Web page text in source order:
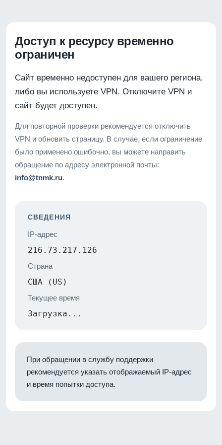
Доступ к ресурсу временно
ограничен
Сайт временно недоступен для вашего региона,
либо вы используете VPN. Отключите VPN и
сайт будет доступен.
Для повторной проверки рекомендуется отключить
VPN и обновить страницу. В случае, если ограничение
было применено ошибочно, вы можете направить
обращение по адресу электронной почты:
info@tnmk.ru.
СВЕДЕНИЯ
IP-адрес
216.73.217.126
Страна
США (US)
Текущее время
Загрузка...
При обращении в службу поддержки
рекомендуется указать отображаемый IP-адрес
и время попытки доступа.